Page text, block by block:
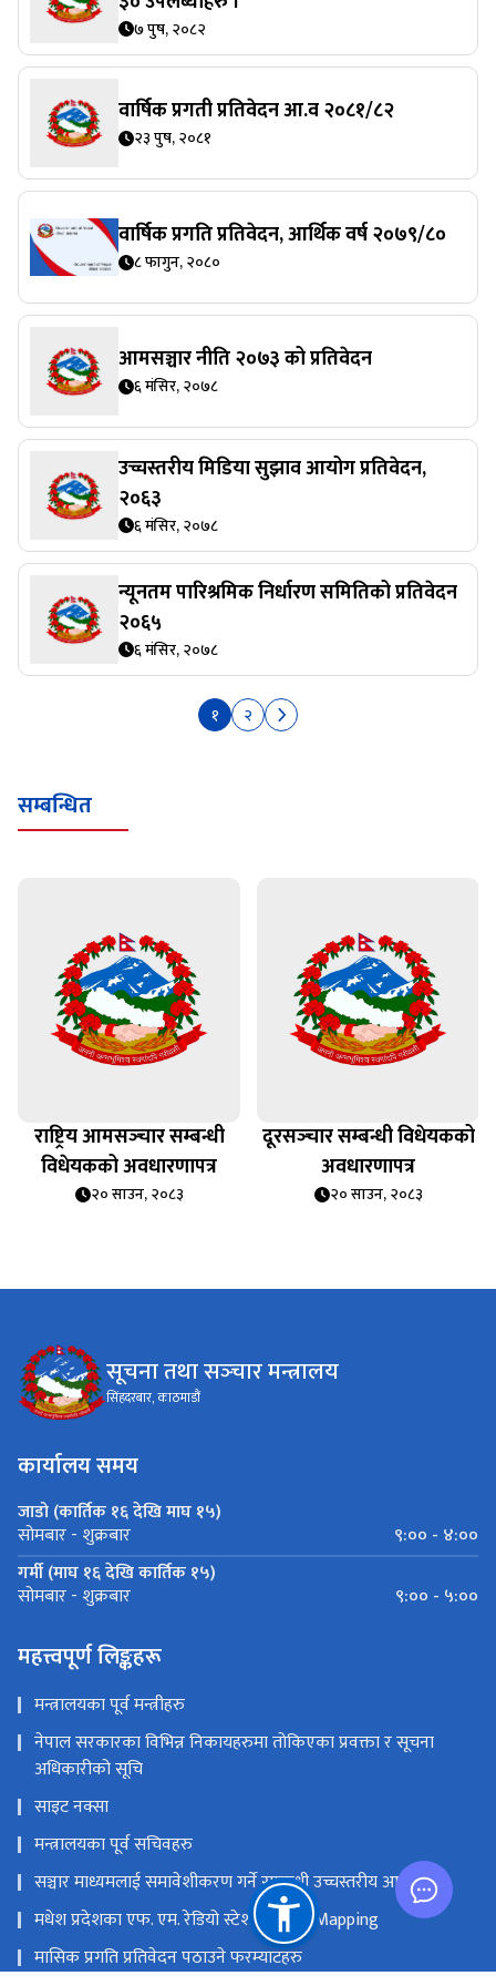
७ पुष, २०८२
वार्षिक प्रगती प्रतिवेदन आ.व २०८१/८२
२३ पुष, २०८१
वार्षिक प्रगति प्रतिवेदन, आर्थिक वर्ष २०७९/८०
८ फागुन, २०८०
आमसञ्चार नीति २०७३ को प्रतिवेदन
६ मंसिर, २०७८
उच्चस्तरीय मिडिया सुझाव आयोग प्रतिवेदन,
२०६३
६ मंसिर, २०७८
न्यूनतम पारिश्रमिक निर्धारण समितिको प्रतिवेदन
२०६५
६ मंसिर, २०७८
१ २
सम्बन्धित
राष्ट्रिय आमसञ्‍चार सम्बन्धी
विधेयकको अवधारणापत्र
२० साउन, २०८३
दूरसञ्‍चार सम्बन्धी विधेयकको
अवधारणापत्र
२० साउन, २०८३
सूचना तथा सञ्‍चार मन्त्रालय
सिंहदरबार, काठमाडौं
कार्यालय समय
जाडो (कार्तिक १६ देखि माघ १५)
सोमबार - शुक्रबार
९:०० - ४:००
गर्मी (माघ १६ देखि कार्तिक १५)
सोमबार - शुक्रबार ९:०० - ५:००
महत्त्वपूर्ण लिङ्कहरू
मन्त्रालयका पूर्व मन्त्रीहरु
नेपाल सरकारका विभिन्न निकायहरुमा तोकिएका प्रवक्ता र सूचना
अधिकारीको सूचि
साइट नक्सा
मन्त्रालयका पूर्व सचिवहरु
सञ्चार माध्यमलाई समावेशीकरण गर्ने सम्बन्धी उच्चस्तरीय आयोग
मधेश प्रदेशका एफ. एम. रेडियो स्टेशनको GIS Mapping
मासिक प्रगति प्रतिवेदन पठाउने फरम्याटहरु